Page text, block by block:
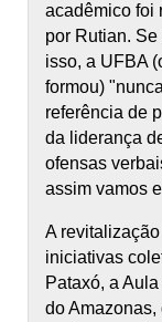
acadêmico foi
por Rutian.
isso, a UFBA
formou)
referência de
da liderança
ofensas
assim vamos
A
iniciativas
Pataxó, a
do